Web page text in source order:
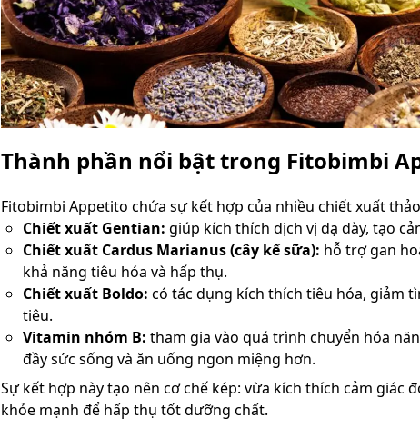
Thành phần nổi bật trong Fitobimbi
Fitobimbi Appetito chứa sự kết hợp của nhiều chiết xuất
Chiết xuất Gentian: giúp kích thích dịch vị dạ dày, tạo
Chiết xuất Cardus Marianus (cây kế sữa): hỗ trợ gan
khả năng tiêu hóa và hấp thụ.
Chiết xuất Boldo: có tác dụng kích thích tiêu hóa, giảm
tiêu.
Vitamin nhóm B: tham gia vào quá trình chuyển hóa
đầy sức sống và ăn uống ngon miệng hơn.
Sự kết hợp này tạo nên cơ chế kép: vừa kích thích cảm giác
khỏe mạnh để hấp thụ tốt dưỡng chất.